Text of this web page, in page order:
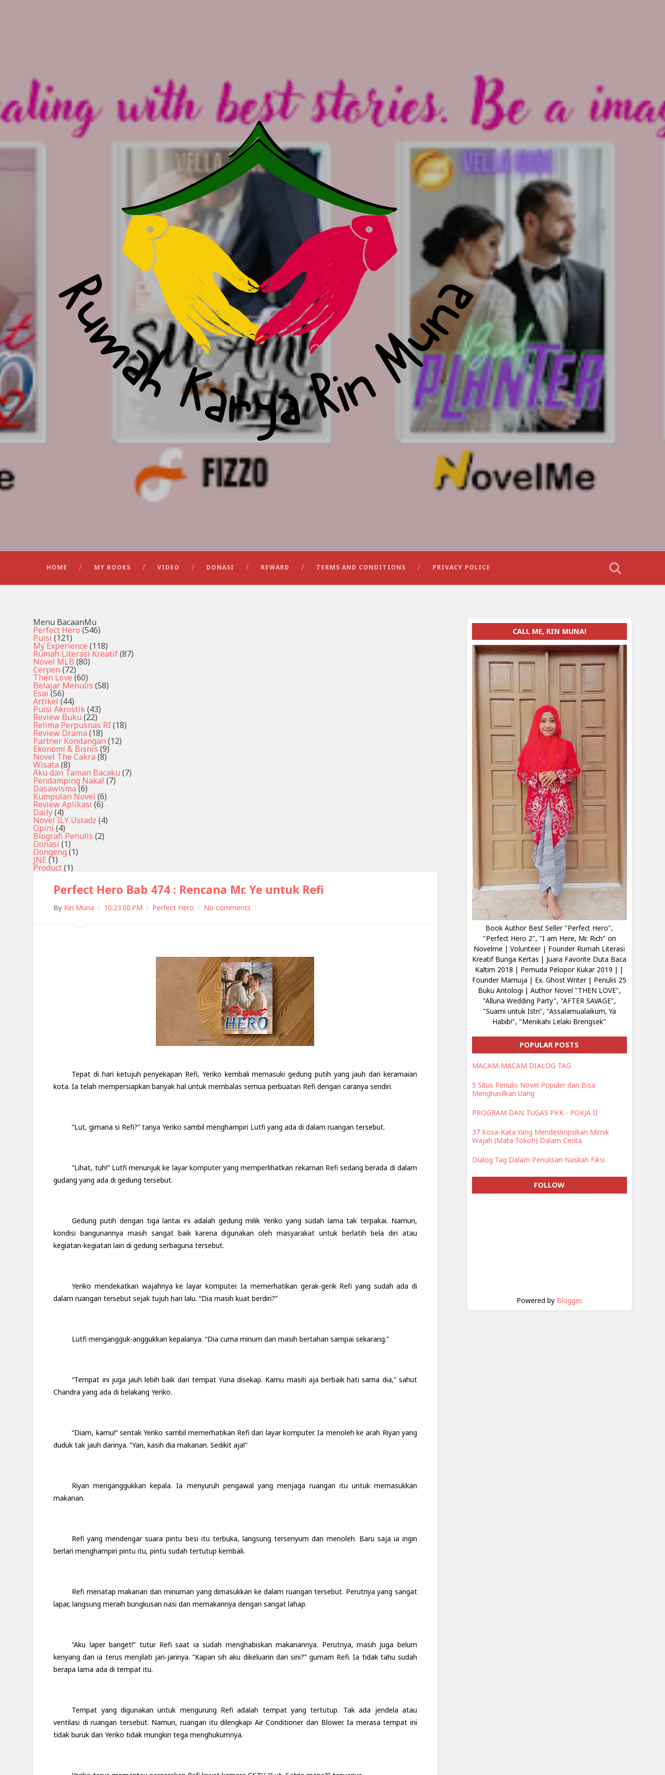
HOME MY BOOKS VIDEO DONASI REWARD TERMS AND CONDITIONS PRIVACY POLICE
Menu BacaanMu
Perfect Hero (546)
Puisi (121)
My Experience (118)
Rumah Literasi Kreatif(87)
Novel MLB (80)
Cerpen (72)
Then Love (60)
Belajar Menulis (58)
Esai (56)
Artikel (44)
Puisi Akrostik(43)
Review Buku (22)
Relima Perpusnas RI (18)
Review Drama (18)
Partner Kondangan (12)
Ekonomi & Bisnis (9)
Novel The Cakra (8)
Wisata (8)
Aku dan Taman Bacaku (7)
Pendamping Nakal (7)
Dasawisma(6)
Kumpulan Novel (6)
Review Aplikasi (6)
Daily(4)
Novel ILY Ustadz (4)
Opini (4)
Biografi Penulis (2)
Donasi (1)
Dongeng (1)
JNE (1)
Product(1)
Perfect Hero Bab 474 : Rencana Mr. Ye untuk Refi
By Rin Muna 10:23:00 PM Perfect Hero No comments
Tepat di hari ketujuh penyekapan Refi, Yeriko kembali memasuki gedung putih yang jauh dari keramaian
kota. Ia telah mempersiapkan banyak hal untuk membalas semua perbuatan Refi dengan caranya sendiri.
“Lut, gimana si Refi?” tanya Yeriko sambil menghampiri Lutfi yang ada di dalam ruangan tersebut.
“Lihat, tuh!” Lutfi menunjuk ke layar komputer yang memperlihatkan rekaman Refi sedang berada di dalam
gudang yang ada di gedung tersebut.
Gedung putih dengan tiga lantai ini adalah gedung milik Yeriko yang sudah lama tak terpakai. Namun,
kondisi bangunannya masih sangat baik karena digunakan oleh masyarakat untuk berlatih bela diri atau
kegiatan-kegiatan lain di gedung serbaguna tersebut.
Yeriko mendekatkan wajahnya ke layar komputer. Ia memerhatikan gerak-gerik Refi yang sudah ada di
dalam ruangan tersebut sejak tujuh hari lalu. “Dia masih kuat berdiri?”
Lutfi mengangguk-anggukkan kepalanya. “Dia cuma minum dan masih bertahan sampai sekarang.”
“Tempat ini juga jauh lebih baik dari tempat Yuna disekap. Kamu masih aja berbaik hati sama dia,” sahut
Chandra yang ada di belakang Yeriko.
“Diam, kamu!” sentak Yeriko sambil memerhatikan Refi dari layar komputer. Ia menoleh ke arah Riyan yang
duduk tak jauh darinya. “Yan, kasih dia makanan. Sedikit aja!”
Riyan menganggukkan kepala. Ia menyuruh pengawal yang menjaga ruangan itu untuk memasukkan
makanan.
Refi yang mendengar suara pintu besi itu terbuka, langsung tersenyum dan menoleh. Baru saja ia ingin
berlari menghampiri pintu itu, pintu sudah tertutup kembali.
Refi menatap makanan dan minuman yang dimasukkan ke dalam ruangan tersebut. Perutnya yang sangat
lapar, langsung meraih bungkusan nasi dan memakannya dengan sangat lahap.
“Aku laper banget!” tutur Refi saat ia sudah menghabiskan makanannya. Perutnya, masih juga belum
kenyang dan ia terus menjilati jari-jarinya. “Kapan sih aku dikeluarin dari sini?” gumam Refi. Ia tidak tahu sudah
berapa lama ada di tempat itu.
Tempat yang digunakan untuk mengurung Refi adalah tempat yang tertutup. Tak ada jendela atau
ventilasi di ruangan tersebut. Namun, ruangan itu dilengkapi Air Conditioner dan Blower. Ia merasa tempat ini
tidak buruk dan Yeriko tidak mungkin tega menghukumnya.
CALL ME, RIN MUNA!
Book Author Best Seller "Perfect Hero",
"Perfect Hero 2", "I am Here, Mr. Rich" on
Novelme | Volunteer | Founder Rumah Literasi
Kreatif Bunga Kertas | Juara Favorite Duta Baca
Kaltim 2018 | Pemuda Pelopor Kukar 2019 | |
Founder Mamuja | Ex. Ghost Writer | Penulis 25
Buku Antologi | Author Novel "THEN LOVE",
"Alluna Wedding Party", "AFTER SAVAGE",
"Suami untuk Istri", "Assalamualaikum, Ya
Habib!", "Menikahi Lelaki Brengsek"
POPULAR POSTS
MACAM-MACAM DIALOG TAG
5 Situs Penulis Novel Populer dan Bisa
Menghasilkan Uang
PROGRAM DAN TUGAS PKK - POKJA II
37 Kosa-Kata Yang Mendeskripsikan Mimik
Wajah (Mata Tokoh) Dalam Cerita
Dialog Tag Dalam Penulisan Naskah Fiksi
FOLLOW
Powered by Blogger.